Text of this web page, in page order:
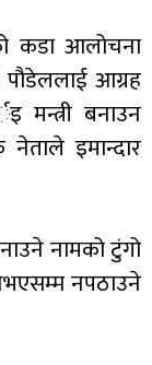
कडा आलोचना
आग्रह
मन्त्री बनाउन
इमान्दार
नामको टुंगो
नपठाउने